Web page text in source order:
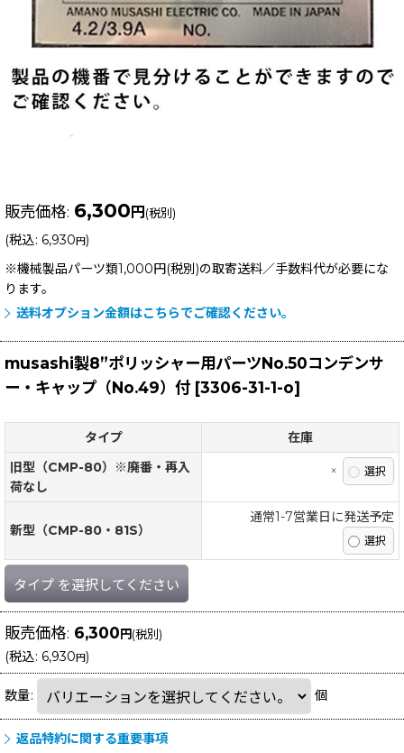
販売価格: 6,300 円 (税別)
(税込: 6,930 円)
※機械製品パーツ類1,000円(税別)の取寄送料／手数料代が必要にな
ります。
送料オプション金額はこちらでご確認ください。
musashi製8”ポリッシャー用パーツNo.50コンデンサ
ー・キャップ（No.49）付 [3306-31-1-o]
タイプ
在庫
旧型（CMP-80）※廃番・再入
荷なし
×
新型（CMP-80・81S）
通常1-7営業日に発送予定
タイプ を選択してください
販売価格: 6,300円(税別)
(税込: 6,930 円)
数量: 個
返品特約に関する重要事項